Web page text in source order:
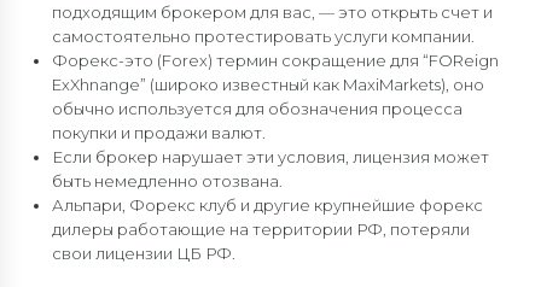
подходящим брокером для вас, — это открыть счет и
самостоятельно протестировать услуги компании.
Форекс-это (Forex) термин сокращение для “FOReign
ExXhnange” (широко известный как MaxiMarkets), оно
обычно используется для обозначения процесса
покупки и продажи валют.
Если брокер нарушает эти условия, лицензия может
быть немедленно отозвана.
Альпари, Форекс клуб и другие крупнейшие форекс
дилеры работающие на территории РФ, потеряли
свои лицензии ЦБ РФ.